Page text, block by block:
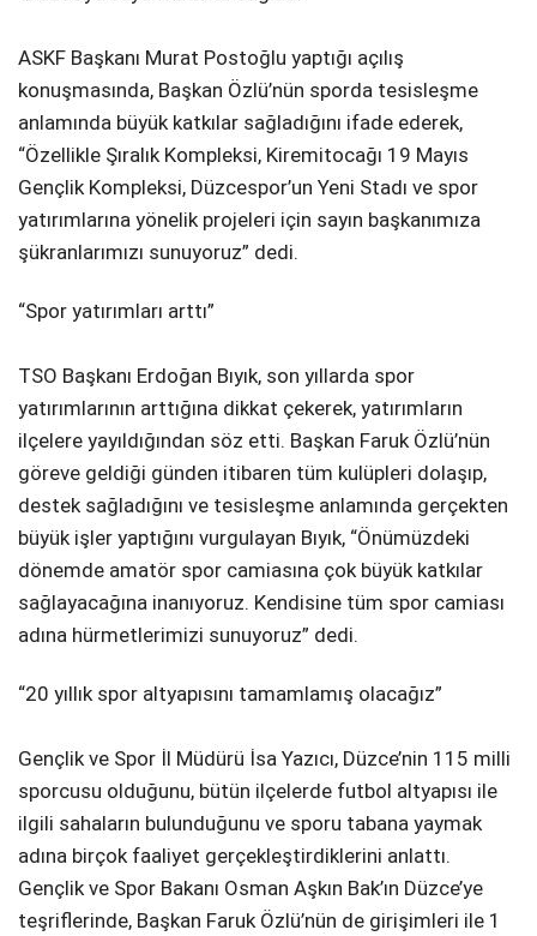
ASKF Başkanı Murat Postoğlu yaptığı açılış
konuşmasında, Başkan Özlü’nün sporda tesisleşme
anlamında büyük katkılar sağladığını ifade ederek,
“Özellikle Şıralık Kompleksi, Kiremitocağı 19 Mayıs
Gençlik Kompleksi, Düzcespor’un Yeni Stadı ve spor
yatırımlarına yönelik projeleri için sayın başkanımıza
şükranlarımızı sunuyoruz” dedi.
“Spor yatırımları arttı”
TSO Başkanı Erdoğan Bıyık, son yıllarda spor
yatırımlarının arttığına dikkat çekerek, yatırımların
ilçelere yayıldığından söz etti. Başkan Faruk Özlü’nün
göreve geldiği günden itibaren tüm kulüpleri dolaşıp,
destek sağladığını ve tesisleşme anlamında gerçekten
büyük işler yaptığını vurgulayan Bıyık, “Önümüzdeki
dönemde amatör spor camiasına çok büyük katkılar
sağlayacağına inanıyoruz. Kendisine tüm spor camiası
adına hürmetlerimizi sunuyoruz” dedi.
“20 yıllık spor altyapısını tamamlamış olacağız”
Gençlik ve Spor İl Müdürü İsa Yazıcı, Düzce’nin 115 milli
sporcusu olduğunu, bütün ilçelerde futbol altyapısı ile
ilgili sahaların bulunduğunu ve sporu tabana yaymak
adına birçok faaliyet gerçekleştirdiklerini anlattı.
Gençlik ve Spor Bakanı Osman Aşkın Bak’ın Düzce’ye
teşriflerinde, Başkan Faruk Özlü’nün de girişimleri ile 1